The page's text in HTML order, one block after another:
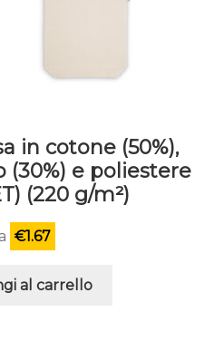
in cotone (50%),
(30%) e poliestere
(220 g/m²)
€1.67
al carrello